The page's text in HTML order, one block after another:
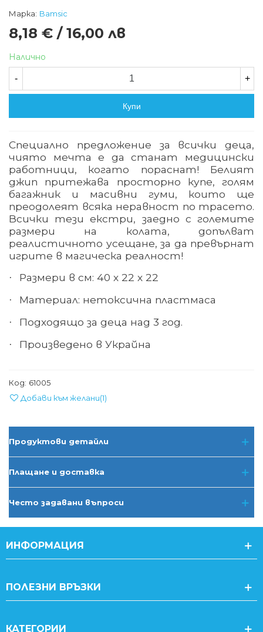
Марка: Bamsic
8,18 € / 16,00 лв
Налично
- +
Купи
Специално предложение за всички деца,
чиято мечта е да станат медицински
работници, когато пораснат! Белият
джип притежава просторно купе, голям
багажник и масивни гуми, които ще
преодолеят всяка неравност по трасето.
Всички тези екстри, заедно с големите
размери на колата, допълват
реалистичното усещане, за да превърнат
игрите в магическа реалност!
· Размери в см: 40 х 22 х 22
· Материал: нетоксична пластмаса
· Подходящо за деца над 3 год.
· Произведено в Украйна
Код: 61005
Добави към желани(1)
Продуктови детайли
Плащане и доставка
Често задавани въпроси
ИНФОРМАЦИЯ
ПОЛЕЗНИ ВРЪЗКИ
КАТЕГОРИИ